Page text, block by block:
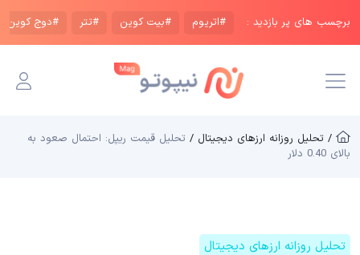
برچسب های پر بازدید : #اتریوم #بیت کوین #تتر #دوج کوین
/ تحلیل روزانه ارزهای دیجیتال / تحلیل قیمت ریپل: احتمال صعود به
بالای 0.40 دلار
تحلیل روزانه ارزهای دیجیتال